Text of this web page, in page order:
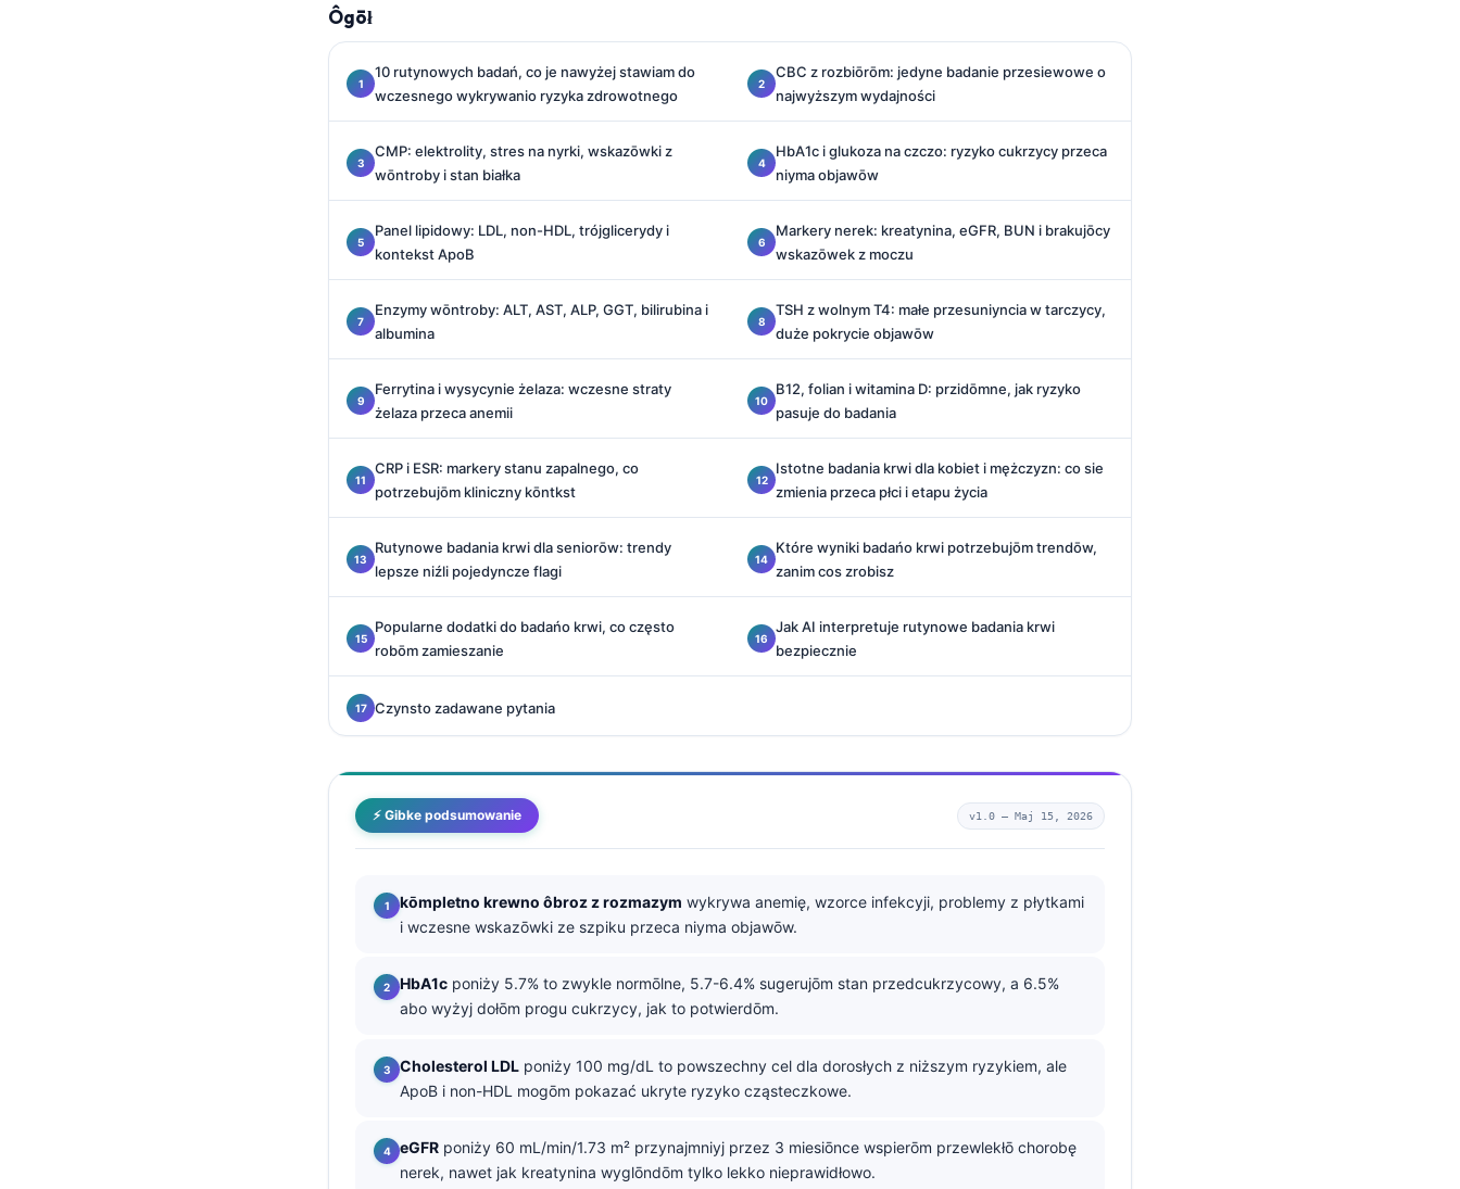
Ôgōł
10 rutynowych badań, co je nawyżej stawiam do
wczesnego wykrywanio ryzyka zdrowotnego
CBC z rozbiōrōm: jedyne badanie przesiewowe o
najwyższym wydajności
CMP: elektrolity, stres na nyrki, wskazōwki z
wōntroby i stan białka
HbA1c i glukoza na czczo: ryzyko cukrzycy przeca
niyma objawōw
Panel lipidowy: LDL, non-HDL, trójglicerydy i
kontekst ApoB
Markery nerek: kreatynina, eGFR, BUN i brakujōcy
wskazōwek z moczu
Enzymy wōntroby: ALT, AST, ALP, GGT, bilirubina i
albumina
TSH z wolnym T4: małe przesuniyncia w tarczycy,
duże pokrycie objawōw
Ferrytina i wysycynie żelaza: wczesne straty
żelaza przeca anemii
B12, folian i witamina D: przidōmne, jak ryzyko
pasuje do badania
CRP i ESR: markery stanu zapalnego, co
potrzebujōm kliniczny kōntkst
Istotne badania krwi dla kobiet i mężczyzn: co sie
zmienia przeca płci i etapu życia
Rutynowe badania krwi dla seniorōw: trendy
lepsze niźli pojedyncze flagi
Które wyniki badańo krwi potrzebujōm trendōw,
zanim cos zrobisz
Popularne dodatki do badańo krwi, co często
robōm zamieszanie
Jak AI interpretuje rutynowe badania krwi
bezpiecznie
Czynsto zadawane pytania
⚡ Gibke podsumowanie v1.0 — Maj 15, 2026
kōmpletno krewno ôbroz z rozmazym wykrywa anemię, wzorce infekcyji, problemy z płytkami
i wczesne wskazōwki ze szpiku przeca niyma objawōw.
HbA1c poniży 5.7% to zwykle normōlne, 5.7-6.4% sugerujōm stan przedcukrzycowy, a 6.5%
abo wyżyj dołōm progu cukrzycy, jak to potwierdōm.
Cholesterol LDL poniży 100 mg/dL to powszechny cel dla dorosłych z niższym ryzykiem, ale
ApoB i non-HDL mogōm pokazać ukryte ryzyko cząsteczkowe.
eGFR poniży 60 mL/min/1.73 m² przynajmniyj przez 3 miesiōnce wspierōm przewlekłō chorobę
nerek, nawet jak kreatynina wyglōndōm tylko lekko nieprawidłowo.